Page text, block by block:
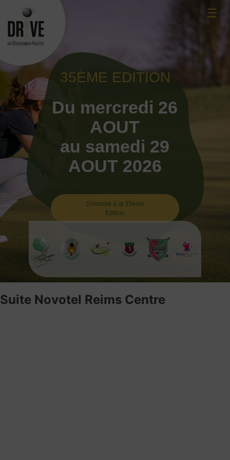
content
☰
35ÈME EDITION
Du mercredi 26
AOUT
au samedi 29
AOUT 2026
S'inscrire à la 35ème
Edition
Suite Novotel Reims Centre